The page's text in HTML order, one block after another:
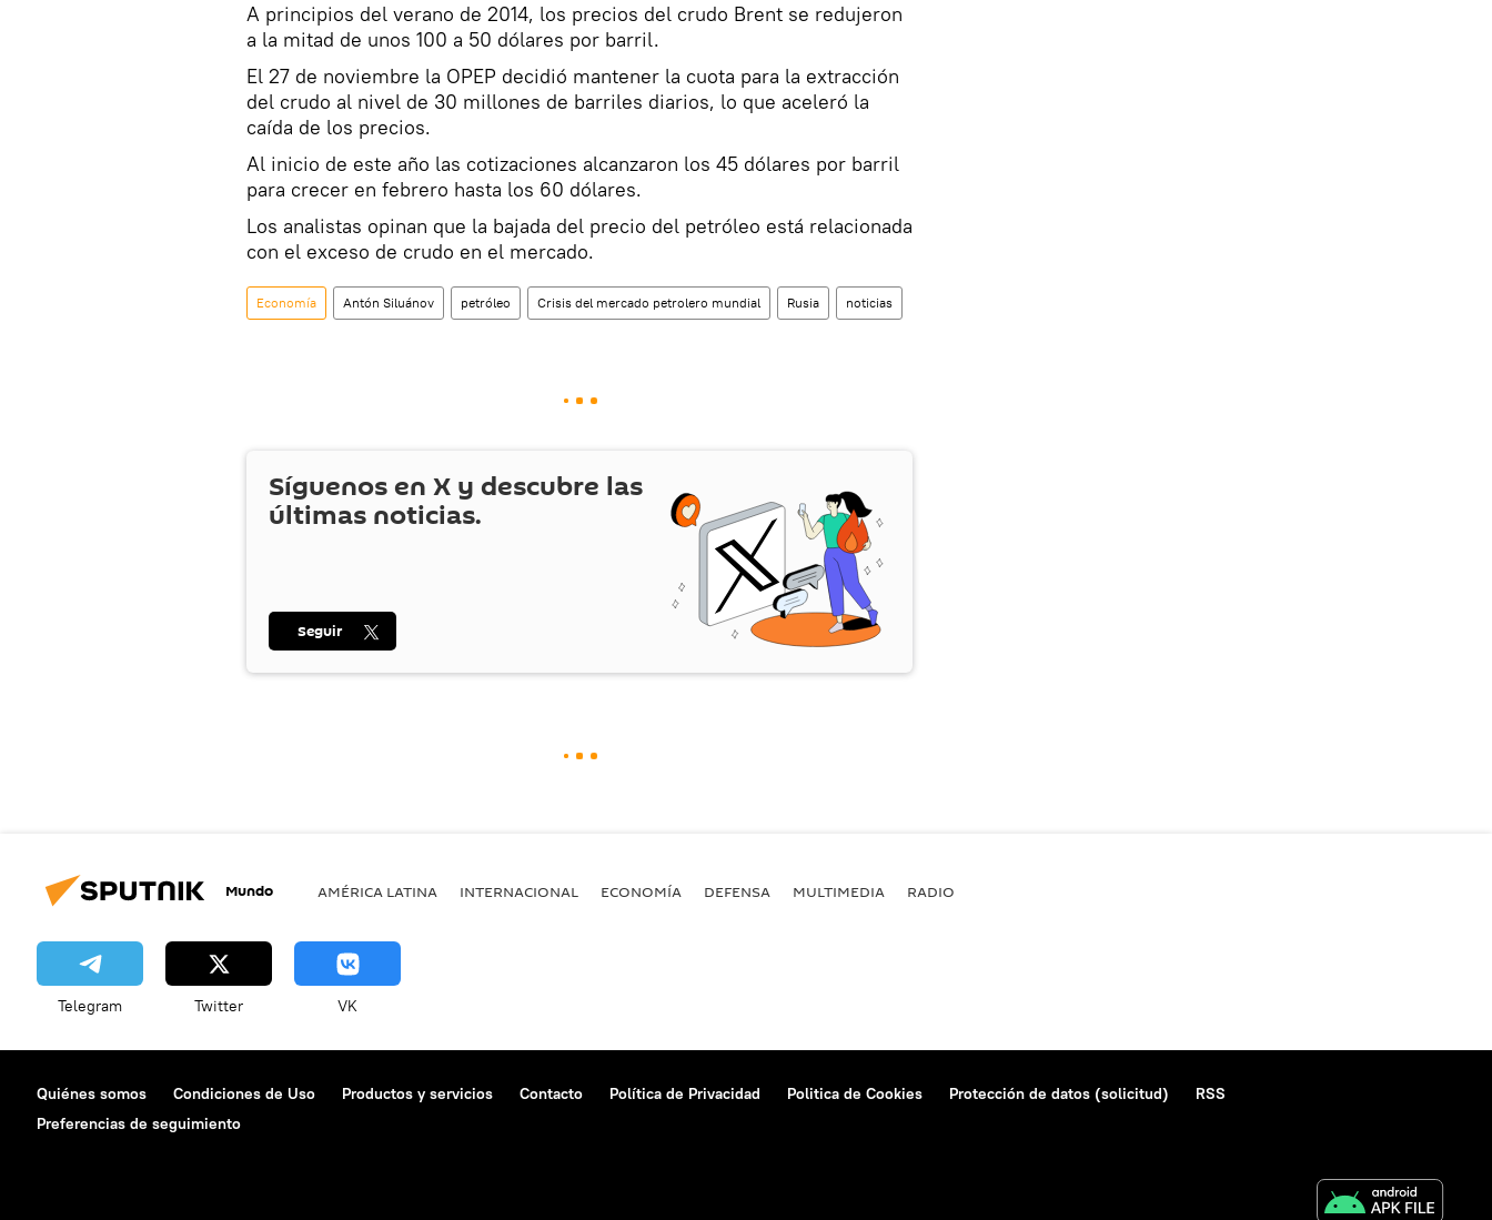
A principios del verano de 2014, los precios del crudo Brent se redujeron
a la mitad de unos 100 a 50 dólares por barril.
El 27 de noviembre la OPEP decidió mantener la cuota para la extracción
del crudo al nivel de 30 millones de barriles diarios, lo que aceleró la
caída de los precios.
Al inicio de este año las cotizaciones alcanzaron los 45 dólares por barril
para crecer en febrero hasta los 60 dólares.
Los analistas opinan que la bajada del precio del petróleo está relacionada
con el exceso de crudo en el mercado.
Economía Antón Siluánov petróleo Crisis del mercado petrolero mundial Rusia noticias
Síguenos en X y descubre las
últimas noticias.
Seguir
Mundo AMÉRICA LATINA INTERNACIONAL ECONOMÍA DEFENSA MULTIMEDIA RADIO
Telegram Twitter VK
Quiénes somos Condiciones de Uso Productos y servicios Contacto Política de Privacidad Politica de Cookies Protección de datos (solicitud)
RSS
Preferencias de seguimiento